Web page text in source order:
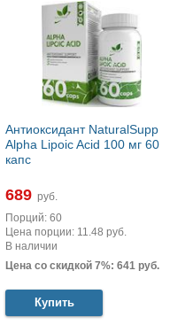
Антиоксидант NaturalSupp
Alpha Lipoic Acid 100 мг 60
капс
689 руб.
Порций: 60
Цена порции: 11.48 руб.
В наличии
Цена со скидкой 7%: 641 руб.
Купить